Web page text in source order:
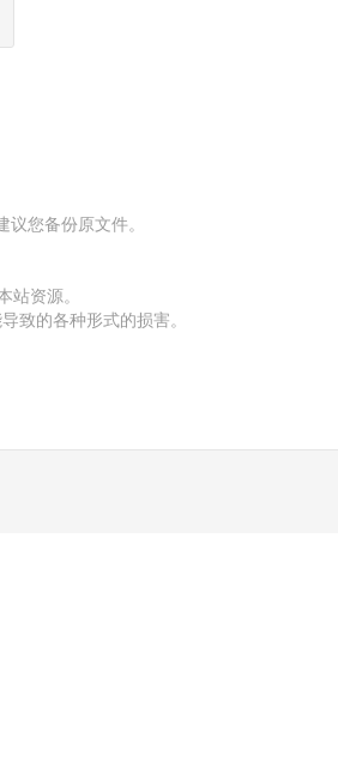
您备份原文件。
资源。
致的各种形式的损害。